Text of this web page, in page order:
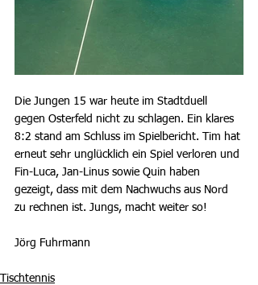
Die Jungen 15 war heute im Stadtduell
gegen Osterfeld nicht zu schlagen. Ein klares
8:2 stand am Schluss im Spielbericht. Tim hat
erneut sehr unglücklich ein Spiel verloren und
Fin-Luca, Jan-Linus sowie Quin haben
gezeigt, dass mit dem Nachwuchs aus Nord
zu rechnen ist. Jungs, macht weiter so!
Jörg Fuhrmann
Tischtennis